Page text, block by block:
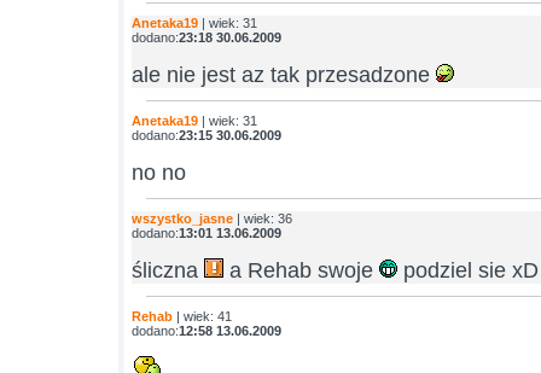
Anetaka19 | wiek: 31
dodano:23:18 30.06.2009
ale nie jest az tak przesadzone
Anetaka19 | wiek: 31
dodano:23:15 30.06.2009
no no
wszystko_jasne | wiek: 36
dodano:13:01 13.06.2009
śliczna a Rehab swoje podziel sie xD
Rehab | wiek: 41
dodano:12:58 13.06.2009